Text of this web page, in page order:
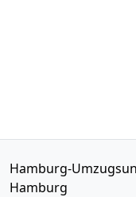
Hamburg-
Hamburg